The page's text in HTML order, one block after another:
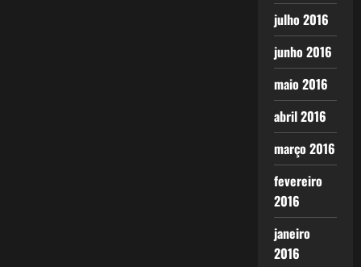
julho 2016
junho 2016
maio 2016
abril 2016
março 2016
fevereiro
2016
janeiro
2016